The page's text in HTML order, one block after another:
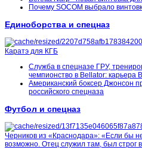
Почему SOCOM выбрало
Единоборства и спецназ
Каратэ для КГБ
Служба в спецназе ГРУ,
чемпионство в Bellator: карьера
Американский боксер Джонсон
российского спецназа
Футбол и спецназ
Черников из «Краснодара»: «Если бы
возможно. Отец служил там, был строг